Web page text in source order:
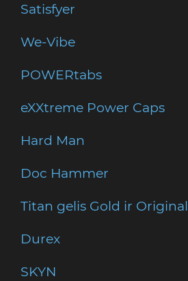
Satisfyer
We-Vibe
POWERtabs
eXXtreme Power Caps
Hard Man
Doc Hammer
Titan gelis Gold ir Original
Durex
SKYN